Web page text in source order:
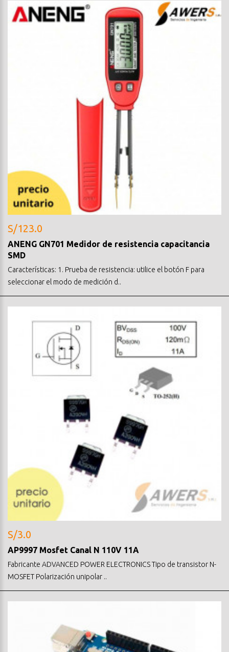
S/123.0
ANENG GN701 Medidor de resistencia capacitancia
SMD
Características: 1. Prueba de resistencia: utilice el botón F para
seleccionar el modo de medición d..
S/3.0
AP9997 Mosfet Canal N 110V 11A
Fabricante ADVANCED POWER ELECTRONICS Tipo de transistor N-
MOSFET Polarización unipolar ..